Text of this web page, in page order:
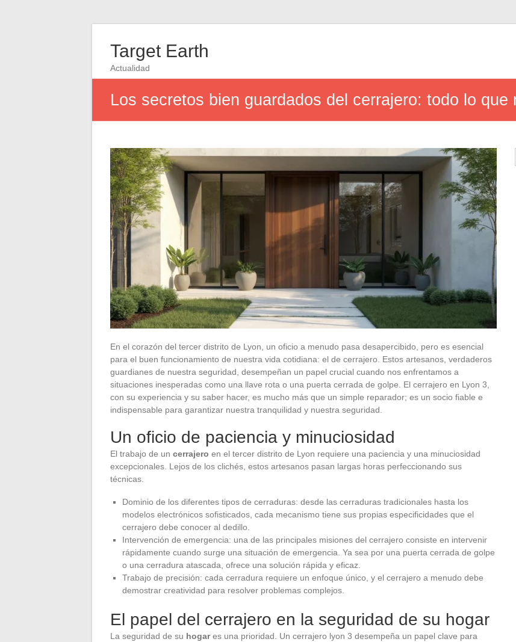
Target Earth
Actualidad
Los secretos bien guardados del cerrajero: todo lo que
En el corazón del tercer distrito de Lyon, un oficio a menudo pasa desapercibido, pero es esencial
para el buen funcionamiento de nuestra vida cotidiana: el de cerrajero. Estos artesanos, verdaderos
guardianes de nuestra seguridad, desempeñan un papel crucial cuando nos enfrentamos a
situaciones inesperadas como una llave rota o una puerta cerrada de golpe. El cerrajero en Lyon 3,
con su experiencia y su saber hacer, es mucho más que un simple reparador; es un socio fiable e
indispensable para garantizar nuestra tranquilidad y nuestra seguridad.
Un oficio de paciencia y minuciosidad
El trabajo de un cerrajero en el tercer distrito de Lyon requiere una paciencia y una minuciosidad
excepcionales. Lejos de los clichés, estos artesanos pasan largas horas perfeccionando sus
técnicas.
Dominio de los diferentes tipos de cerraduras: desde las cerraduras tradicionales hasta los
modelos electrónicos sofisticados, cada mecanismo tiene sus propias especificidades que el
cerrajero debe conocer al dedillo.
Intervención de emergencia: una de las principales misiones del cerrajero consiste en intervenir
rápidamente cuando surge una situación de emergencia. Ya sea por una puerta cerrada de golpe
o una cerradura atascada, ofrece una solución rápida y eficaz.
Trabajo de precisión: cada cerradura requiere un enfoque único, y el cerrajero a menudo debe
demostrar creatividad para resolver problemas complejos.
El papel del cerrajero en la seguridad de su hogar
La seguridad de su hogares una prioridad. Un cerrajero lyon 3 desempeña un papel clave para